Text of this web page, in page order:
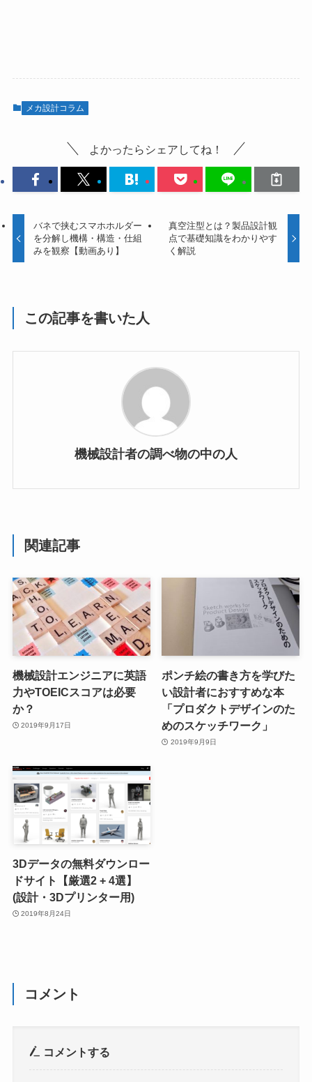
メカ設計コラム
よかったらシェアしてね！
バネで挟むスマホホルダー
を分解し機構・構造・仕組
みを観察【動画あり】
真空注型とは？製品設計観
点で基礎知識をわかりやす
く解説
この記事を書いた人
機械設計者の調べ物の中の人
関連記事
機械設計エンジニアに英語
力やTOEICスコアは必要
か？
2019年9月17日
ポンチ絵の書き方を学びた
い設計者におすすめな本
「プロダクトデザインのた
めのスケッチワーク」
2019年9月9日
3Dデータの無料ダウンロー
ドサイト【厳選2 + 4選】
(設計・3Dプリンター用)
2019年8月24日
コメント
コメントする